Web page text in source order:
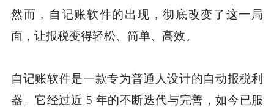
然而，自记账软件的出现，彻底改变了这一局
面，让报税变得轻松、简单、高效。
自记账软件是一款专为普通人设计的自动报税利
器。它经过近 5 年的不断迭代与完善，如今已服